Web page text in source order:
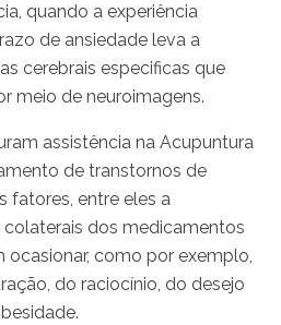
quando a experiência
de ansiedade leva a
cerebrais especificas que
meio de neuroimagens.
assistência na Acupuntura
de transtornos de
fatores, entre eles a
dos medicamentos
ocasionar, como por exemplo,
do raciocínio, do desejo